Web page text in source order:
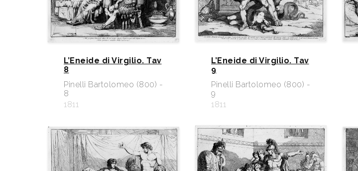
L’Eneide di Virgilio. Tav
8
Pinelli Bartolomeo (800) -
8
1811
L’Eneide di Virgilio. Tav
9
Pinelli Bartolomeo (800) -
9
1811